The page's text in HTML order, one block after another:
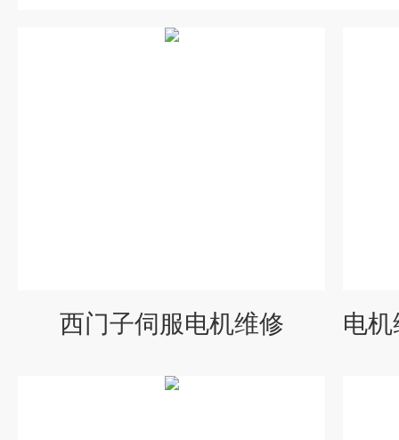
西门子伺服电机维修